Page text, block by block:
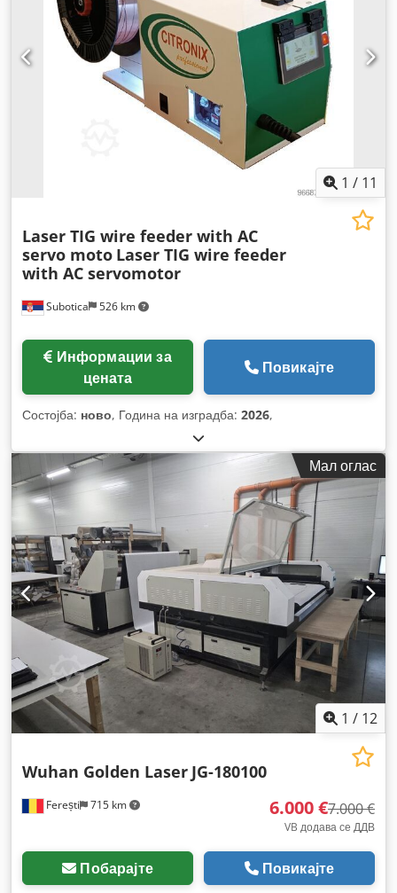
1 / 11
Subotica 526 km
Laser TIG wire feeder with AC
servo moto Laser TIG wire feeder
with AC servomotor
цената
Повикајте
Состојба: ново, Година на изградба: 2026,
Мал оглас
1 / 12
Ferești 715 km
Wuhan Golden Laser JG-180100
6.000 €7.000 €
VB додава се ДДВ
Побарајте Повикајте